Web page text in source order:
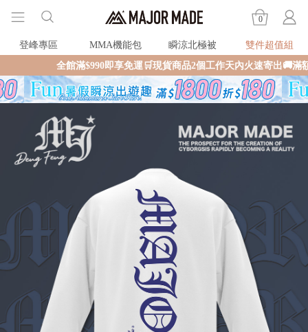
0
登峰專區 MMA機能包 瞬涼北極被
雙件超值組
全館滿$990即享免運🛒現貨商品2個工作天內火速寄出🚚滿額再送限量好